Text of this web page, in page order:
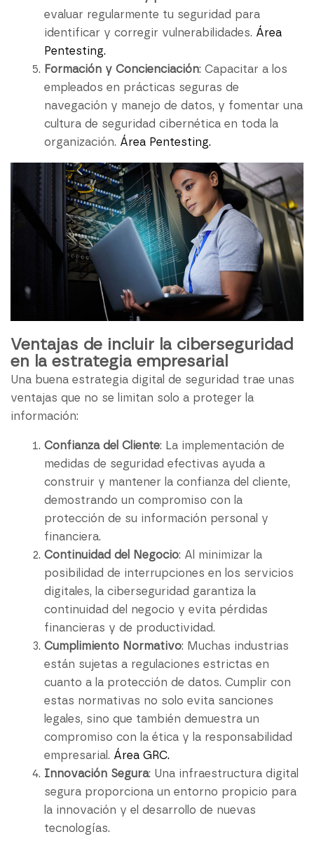
evaluar regularmente tu seguridad para
identificar y corregir vulnerabilidades. Área
Pentesting.
Formación y Concienciación: Capacitar a los
empleados en prácticas seguras de
navegación y manejo de datos, y fomentar una
cultura de seguridad cibernética en toda la
organización. Área Pentesting.
Ventajas de incluir la ciberseguridad
en la estrategia empresarial
Una buena estrategia digital de seguridad trae unas
ventajas que no se limitan solo a proteger la
información:
Confianza del Cliente: La implementación de
medidas de seguridad efectivas ayuda a
construir y mantener la confianza del cliente,
demostrando un compromiso con la
protección de su información personal y
financiera.
Continuidad del Negocio: Al minimizar la
posibilidad de interrupciones en los servicios
digitales, la ciberseguridad garantiza la
continuidad del negocio y evita pérdidas
financieras y de productividad.
Cumplimiento Normativo: Muchas industrias
están sujetas a regulaciones estrictas en
cuanto a la protección de datos. Cumplir con
estas normativas no solo evita sanciones
legales, sino que también demuestra un
compromiso con la ética y la responsabilidad
empresarial. Área GRC.
Innovación Segura: Una infraestructura digital
segura proporciona un entorno propicio para
la innovación y el desarrollo de nuevas
tecnologías.